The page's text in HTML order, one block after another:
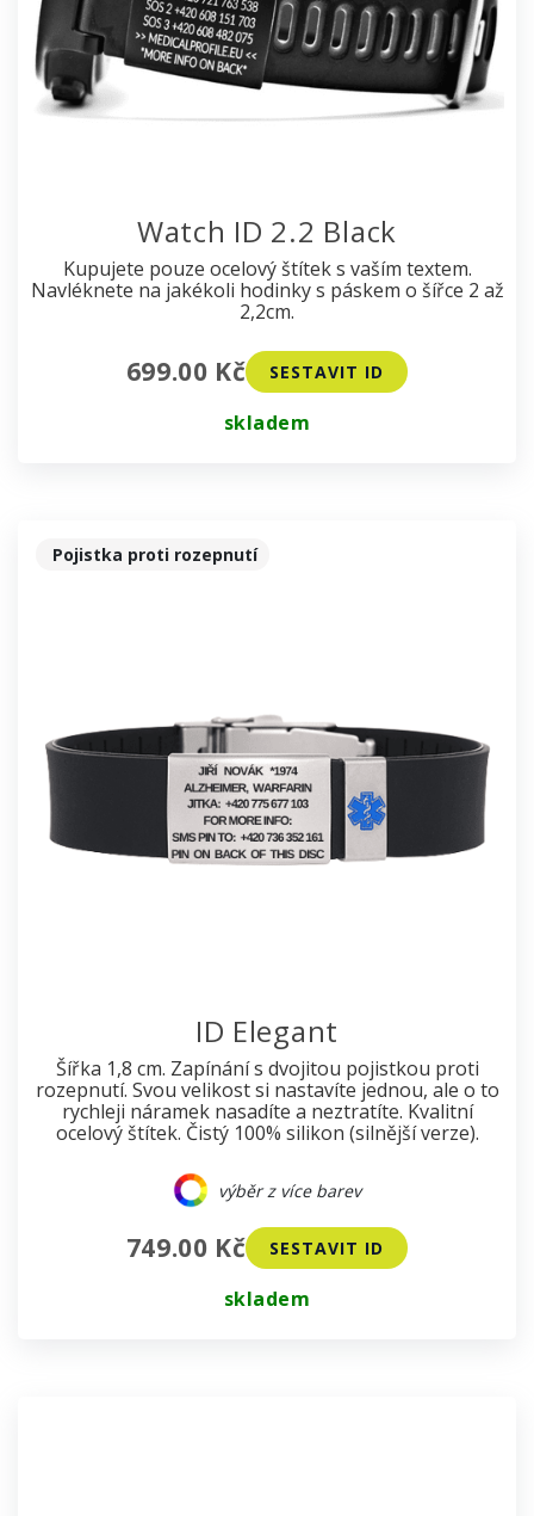
Watch ID 2.2 Black
Kupujete pouze ocelový štítek s vaším textem.
Navléknete na jakékoli hodinky s páskem o šířce 2 až
2,2cm.
699.00 Kč SESTAVIT ID
skladem
Pojistka proti rozepnutí
ID Elegant
Šířka 1,8 cm. Zapínání s dvojitou pojistkou proti
rozepnutí. Svou velikost si nastavíte jednou, ale o to
rychleji náramek nasadíte a neztratíte. Kvalitní
ocelový štítek. Čistý 100% silikon (silnější verze).
výběr z více barev
749.00 Kč SESTAVIT ID
skladem